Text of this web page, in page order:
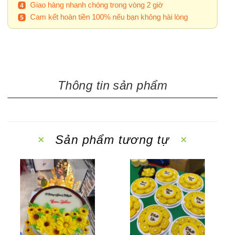
Giao hàng nhanh chóng trong vòng 2 giờ
Cam kết hoàn tiền 100% nếu bạn không hài lòng
Thông tin sản phẩm
Sản phẩm tương tự